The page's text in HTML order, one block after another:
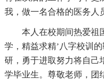
我，做一名合格的医务人
本人在校期间热爱祖
学，精益求精’八字校训
研，勇于进取努力将自己
学毕业生。尊敬老师，团